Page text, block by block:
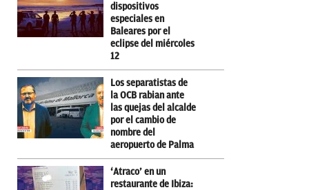
dispositivos
especiales en
Baleares por el
eclipse del miércoles
12
Los separatistas de
la OCB rabian ante
las quejas del alcalde
por el cambio de
nombre del
aeropuerto de Palma
‘Atraco’ en un
restaurante de Ibiza: